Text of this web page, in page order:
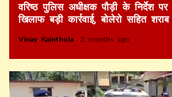
वरिष्ठ पुलिस अधीक्षक पौड़ी के निर्देश
खिलाफ बड़ी कार्रवाई, बोलेरो सहित
Vinay Kainthola 2 months ago